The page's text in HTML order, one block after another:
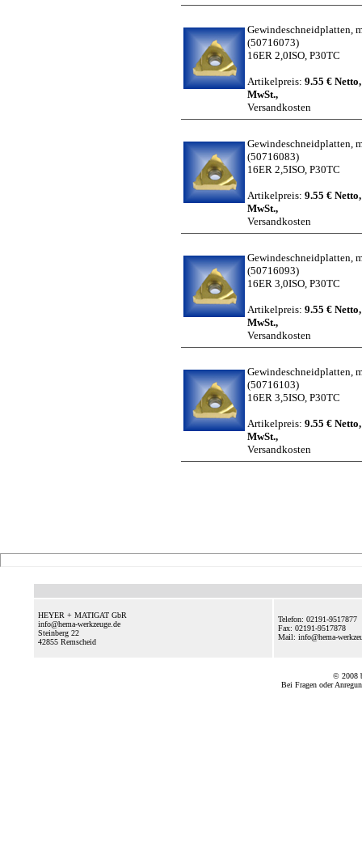
Gewindeschneidplatten,
(50716073)
16ER 2,0ISO, P30TC
Artikelpreis: 9.55 €
MwSt.,
Versandkosten
Gewindeschneidplatten,
(50716083)
16ER 2,5ISO, P30TC
Artikelpreis: 9.55 €
MwSt.,
Versandkosten
Gewindeschneidplatten,
(50716093)
16ER 3,0ISO, P30TC
Artikelpreis: 9.55 €
MwSt.,
Versandkosten
Gewindeschneidplatten,
(50716103)
16ER 3,5ISO, P30TC
Artikelpreis: 9.55 €
MwSt.,
Versandkosten
HEYER + MATIGAT GbR
info@hema-werkzeuge.de
Steinberg 22
42855 Remscheid
Telefon: 02191-9517877
Fax: 02191-9517878
Mail: info@hema-
© 2008
Bei Fragen oder